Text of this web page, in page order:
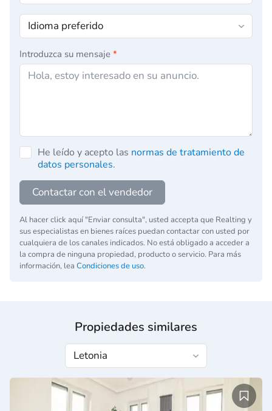
Introduzca su mensaje *
He leído y acepto las normas de tratamiento de
datos personales.
Contactar con el vendedor
Al hacer click aquí "Enviar consulta", usted accepta que Realting y
sus especialistas en bienes raíces puedan contactar con usted por
cualquiera de los canales indicados. No está obligado a acceder a
la compra de ninguna propiedad, producto o servicio. Para más
información, lea Condiciones de uso.
Propiedades similares